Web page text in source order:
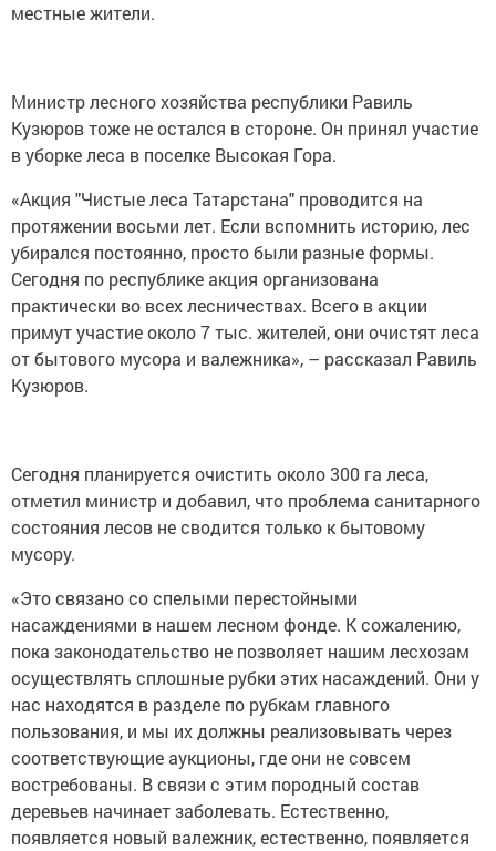
местные жители.
Министр лесного хозяйства республики Равиль
Кузюров тоже не остался в стороне. Он принял участие
в уборке леса в поселке Высокая Гора.
«Акция "Чистые леса Татарстана" проводится на
протяжении восьми лет. Если вспомнить историю, лес
убирался постоянно, просто были разные формы.
Сегодня по республике акция организована
практически во всех лесничествах. Всего в акции
примут участие около 7 тыс. жителей, они очистят леса
от бытового мусора и валежника», – рассказал Равиль
Кузюров.
Сегодня планируется очистить около 300 га леса,
отметил министр и добавил, что проблема санитарного
состояния лесов не сводится только к бытовому
мусору.
«Это связано со спелыми перестойными
насаждениями в нашем лесном фонде. К сожалению,
пока законодательство не позволяет нашим лесхозам
осуществлять сплошные рубки этих насаждений. Они у
нас находятся в разделе по рубкам главного
пользования, и мы их должны реализовывать через
соответствующие аукционы, где они не совсем
востребованы. В связи с этим породный состав
деревьев начинает заболевать. Естественно,
появляется новый валежник, естественно, появляется